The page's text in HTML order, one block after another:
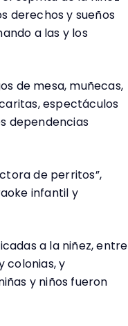
derechos y sueños
a las y los
de mesa, muñecas,
espectáculos
dependencias
de perritos”,
infantil y
a la niñez, entre
colonias, y
y niños fueron